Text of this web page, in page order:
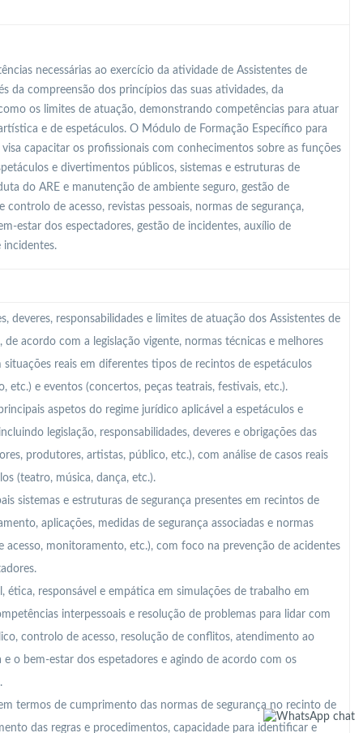
necessárias ao exercício da atividade de Assistentes de
da compreensão dos princípios das suas atividades, da
os limites de atuação, demonstrando competências para atuar
e de espetáculos. O Módulo de Formação Específico para
capacitar os profissionais com conhecimentos sobre as funções
e divertimentos públicos, sistemas e estruturas de
do ARE e manutenção de ambiente seguro, gestão de
de acesso, revistas pessoais, normas de segurança,
estar dos espectadores, gestão de incidentes, auxílio de
incidentes.
deveres, responsabilidades e limites de atuação dos Assistentes de
acordo com a legislação vigente, normas técnicas e melhores
reais em diferentes tipos de recintos de espetáculos
etc.) e eventos (concertos, peças teatrais, festivais, etc.).
aspetos do regime jurídico aplicável a espetáculos e
legislação, responsabilidades, deveres e obrigações das
produtores, artistas, público, etc.), com análise de casos reais
(teatro, música, dança, etc.).
sistemas e estruturas de segurança presentes em recintos de
aplicações, medidas de segurança associadas e normas
monitoramento, etc.), com foco na prevenção de acidentes
responsável e empática em simulações de trabalho em
interpessoais e resolução de problemas para lidar com
controlo de acesso, resolução de conflitos, atendimento ao
o bem-estar dos espetadores e agindo de acordo com os
termos de cumprimento das normas de segurança no recinto de
das regras e procedimentos, capacidade para identificar e